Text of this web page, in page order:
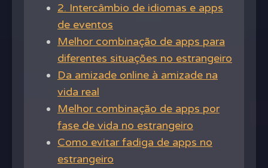
2. Intercâmbio de idiomas e apps
de eventos
Melhor combinação de apps para
diferentes situações no estrangeiro
Da amizade online à amizade na
vida real
Melhor combinação de apps por
fase de vida no estrangeiro
Como evitar fadiga de apps no
estrangeiro